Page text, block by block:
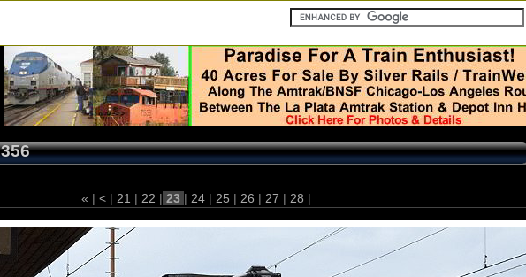
« | < | 21 | 22 | 23 | 24 | 25 | 26 | 27 | 28 |